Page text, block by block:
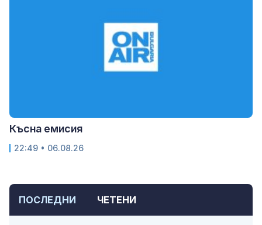
ПОСЛЕДНИ ЧЕТЕНИ
Късна емисия
22:49 • 06.08.26